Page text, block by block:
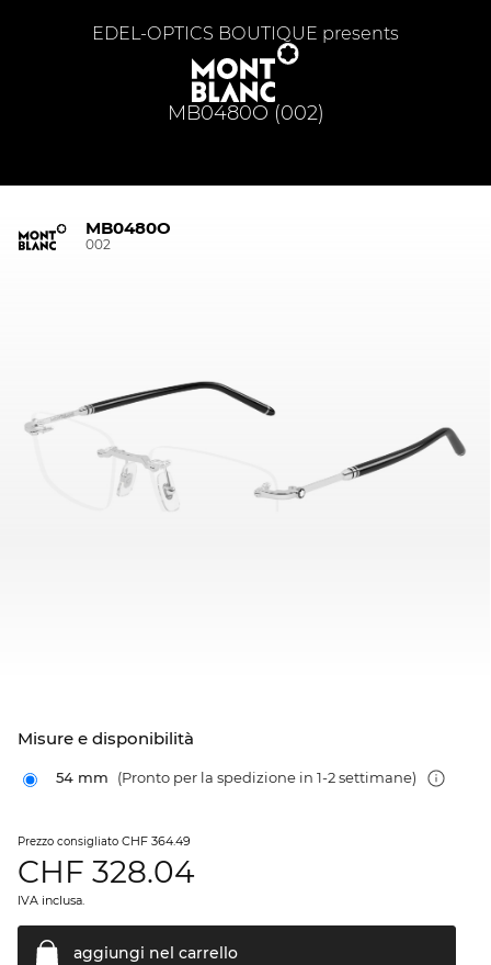
MB0480O (002)
EDEL-OPTICS BOUTIQUE presents
MB0480O
002
Misure e disponibilità
54 mm (Pronto per la spedizione in 1-2 settimane)
Prezzo consigliato CHF 364.49
CHF 328.04
IVA inclusa.
aggiungi nel carrello